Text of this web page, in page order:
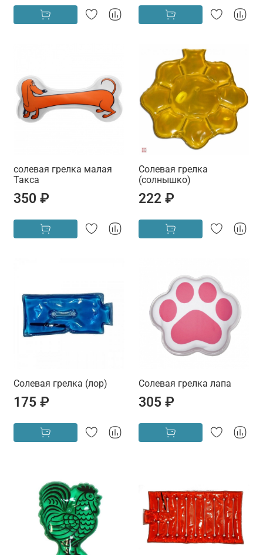
солевая грелка малая
Такса
350 ₽
Солевая грелка
(солнышко)
222 ₽
Солевая грелка (лор)
175 ₽
Солевая грелка лапа
305 ₽